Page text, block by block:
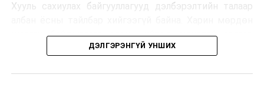
Хууль сахиулах байгууллагууд дэлбэрэлтийн талаар
шалгах байгууллага олон нийтэд аюултай аргаар
хүний амь насанд халдахыг завдсан гэх үндэслэлээр
мэдээлжээ.
ДЭЛГЭРЭНГҮЙ УНШИХ